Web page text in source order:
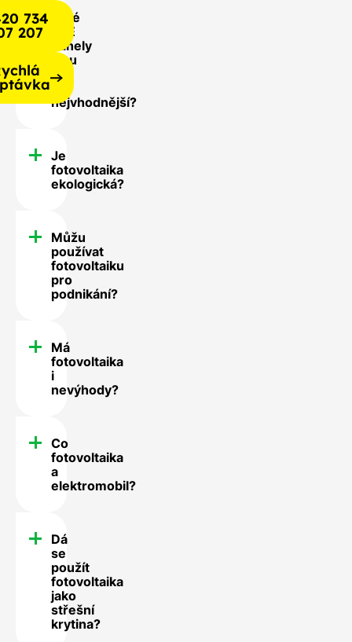
Jaké
FVE
panely
jsou
pro
nejvhodnější?
Je
fotovoltaika
ekologická?
Můžu
používat
fotovoltaiku
pro
podnikání?
Má
fotovoltaika
i
nevýhody?
Co
fotovoltaika
a
elektromobil?
Dá
se
použít
fotovoltaika
jako
střešní
krytina?
734
207